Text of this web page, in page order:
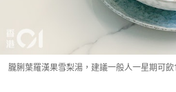
朧脷葉羅漢果雪梨湯，建議一般人一星期可飲